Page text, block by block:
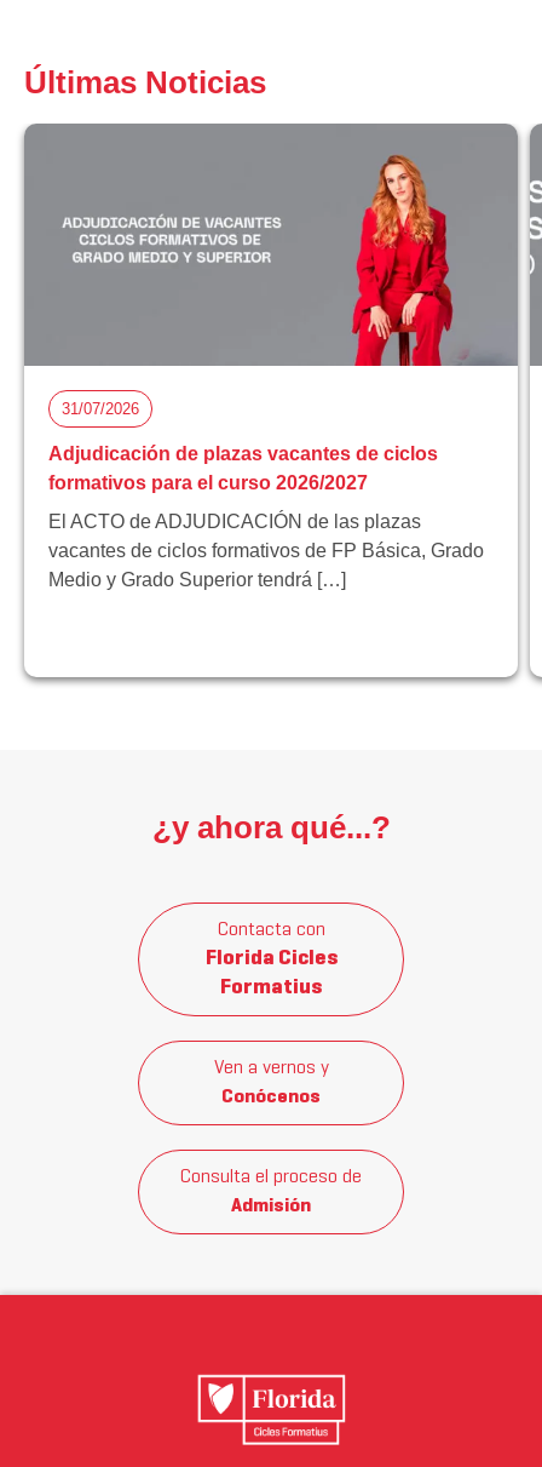
Últimas Noticias
31/07/2026
Adjudicación de plazas vacantes de ciclos
formativos para el curso 2026/2027
El ACTO de ADJUDICACIÓN de las plazas
vacantes de ciclos formativos de FP Básica, Grado
Medio y Grado Superior tendrá […]
¿y ahora qué...?
Contacta con
Florida Cicles
Formatius
Ven a vernos y
Conócenos
Consulta el proceso de
Admisión